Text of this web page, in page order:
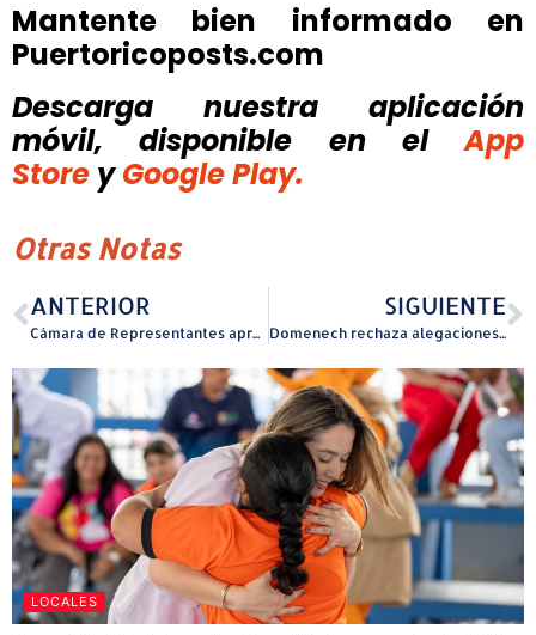
Mantente bien informado en
Puertoricoposts.com
Descarga nuestra aplicación
móvil, disponible
en el
App
Store y Google Play.
Otras Notas
ANTERIOR
Cámara de Representantes aprueba medida que incorpora la energía nuclear a la política pública energética de Puerto Rico
SIGUIENTE
Domenech rechaza alegaciones de exsecretario del DDEC y asegura que la prioridad es atender la crisis del agua
LOCALES